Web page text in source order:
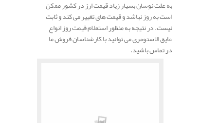
به علت نوسان بسیار زیاد قیمت ارز در کشور ممکن
است به روز نباشد و قیمت های تغییر می کند و ثابت
نیست. در نتیجه به منظور استعلام قیمت روز انواع
عایق الاستومری می توانید با کارشناسان فروش ما
در تماس باشید.